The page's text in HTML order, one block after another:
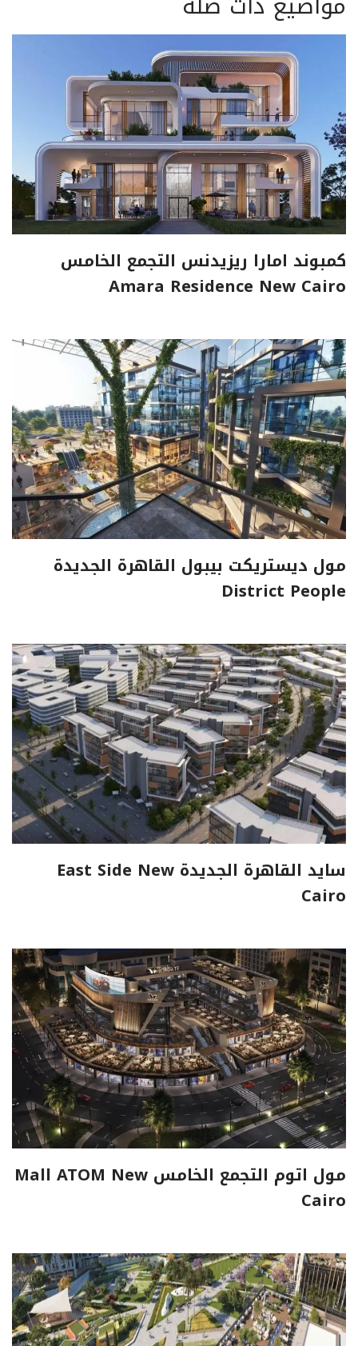
كمبوند امارا ريزيدنس التجمع الخامس
Amara Residence New Cairo
مول ديستريكت بيبول القاهرة الجديدة
District People
سايد القاهرة الجديدة East Side New
Cairo
مول اتوم التجمع الخامس Mall ATOM New
Cairo